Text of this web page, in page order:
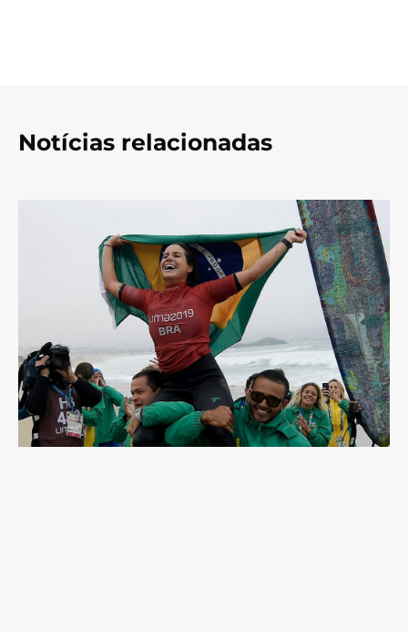
Notícias relacionadas